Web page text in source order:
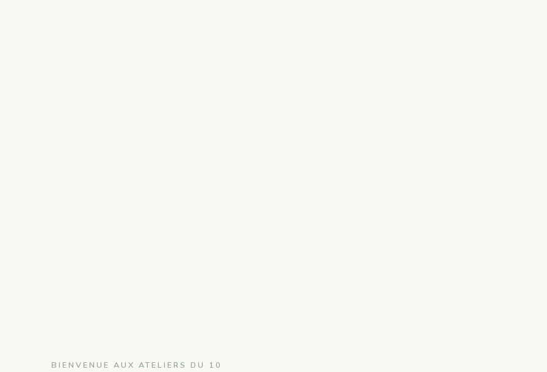
BIENVENUE AUX ATELIERS DU 10